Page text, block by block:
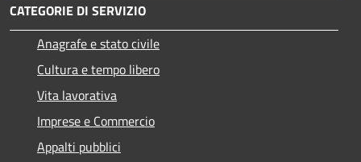
CATEGORIE DI SERVIZIO
Anagrafe e stato civile
Cultura e tempo libero
Vita lavorativa
Imprese e Commercio
Appalti pubblici